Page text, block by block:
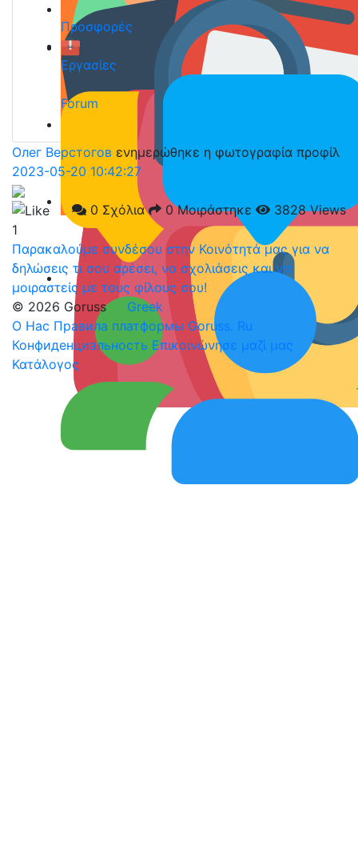
Προσφορές
Εργασίες
Forum
Олег Верстогов ενημερώθηκε η φωτογραφία προφίλ
2023-05-20 10:42:27
1
0 Σχόλια 0 Μοιράστηκε 3828 Views
Παρακαλούμε συνδέσου στην Κοινότητά μας για να
δηλώσεις τι σου αρέσει, να σχολιάσεις και να
μοιραστείς με τους φίλους σου!
© 2026 Goruss
Greek
О Нас Правила платформы Goruss. Ru
Конфиденциальность Επικοινώνησε μαζί μας
Κατάλογος